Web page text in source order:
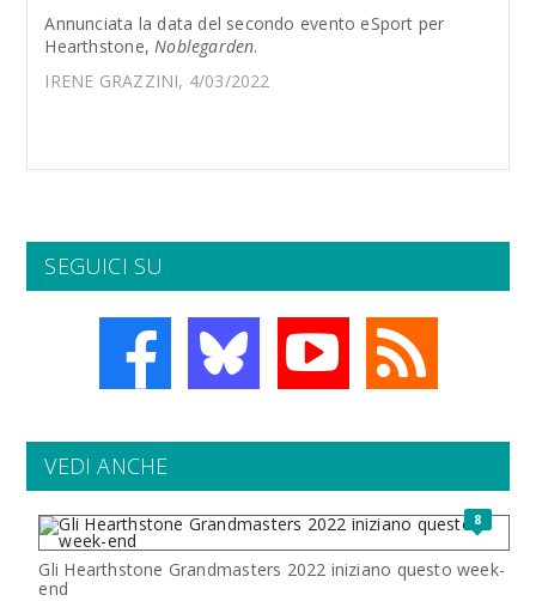
Annunciata la data del secondo evento eSport per
Hearthstone,Noblegarden.
IRENE GRAZZINI, 4/03/2022
SEGUICI SU
VEDI ANCHE
8
Gli Hearthstone Grandmasters 2022 iniziano questo week-
end